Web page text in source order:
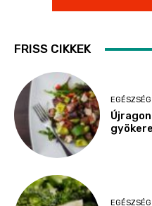
FRISS CIKKEK
EGÉSZSÉG
EGÉSZSÉG